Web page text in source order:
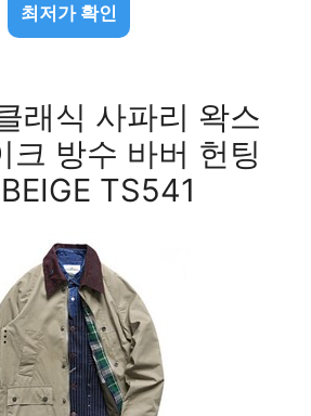
최저가 확인
래식 사파리 왁스
크 방수 바버 헌팅
TS541